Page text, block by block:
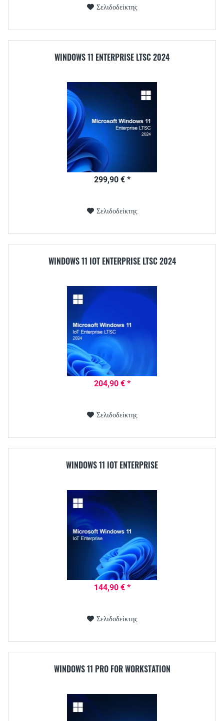
Σελιδοδείκτης
WINDOWS 11 ENTERPRISE LTSC 2024
299,90 € *
Σελιδοδείκτης
WINDOWS 11 IOT ENTERPRISE LTSC 2024
204,90 € *
Σελιδοδείκτης
WINDOWS 11 IOT ENTERPRISE
144,90 € *
Σελιδοδείκτης
WINDOWS 11 PRO FOR WORKSTATION